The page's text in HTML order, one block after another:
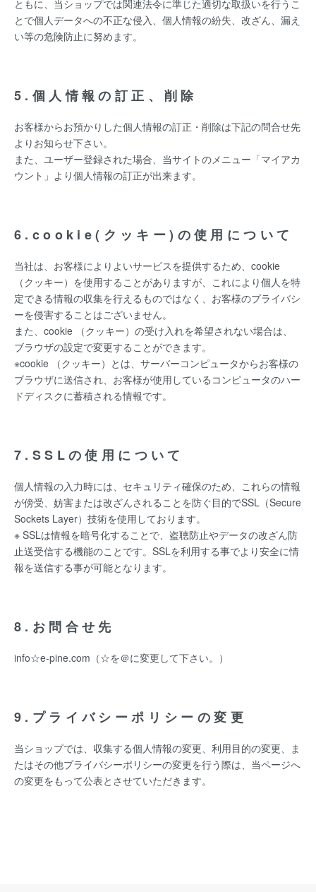
ともに、当ショップでは関連法令に準じた適切な取扱いを行うこ
とで個人データへの不正な侵入、個人情報の紛失、改ざん、漏え
い等の危険防止に努めます。
5.個人情報の訂正、削除
お客様からお預かりした個人情報の訂正・削除は下記の問合せ先
よりお知らせ下さい。
また、ユーザー登録された場合、当サイトのメニュー「マイアカ
ウント」より個人情報の訂正が出来ます。
6.cookie(クッキー)の使用について
当社は、お客様によりよいサービスを提供するため、cookie
（クッキー）を使用することがありますが、これにより個人を特
定できる情報の収集を行えるものではなく、お客様のプライバシ
ーを侵害することはございません。
また、cookie （クッキー）の受け入れを希望されない場合は、
ブラウザの設定で変更することができます。
※cookie （クッキー）とは、サーバーコンピュータからお客様の
ブラウザに送信され、お客様が使用しているコンピュータのハー
ドディスクに蓄積される情報です。
7.SSLの使用について
個人情報の入力時には、セキュリティ確保のため、これらの情報
が傍受、妨害または改ざんされることを防ぐ目的でSSL（Secure
Sockets Layer）技術を使用しております。
※ SSLは情報を暗号化することで、盗聴防止やデータの改ざん防
止送受信する機能のことです。SSLを利用する事でより安全に情
報を送信する事が可能となります。
8.お問合せ先
info☆e-pine.com（☆を＠に変更して下さい。）
9.プライバシーポリシーの変更
当ショップでは、収集する個人情報の変更、利用目的の変更、ま
たはその他プライバシーポリシーの変更を行う際は、当ページへ
の変更をもって公表とさせていただきます。